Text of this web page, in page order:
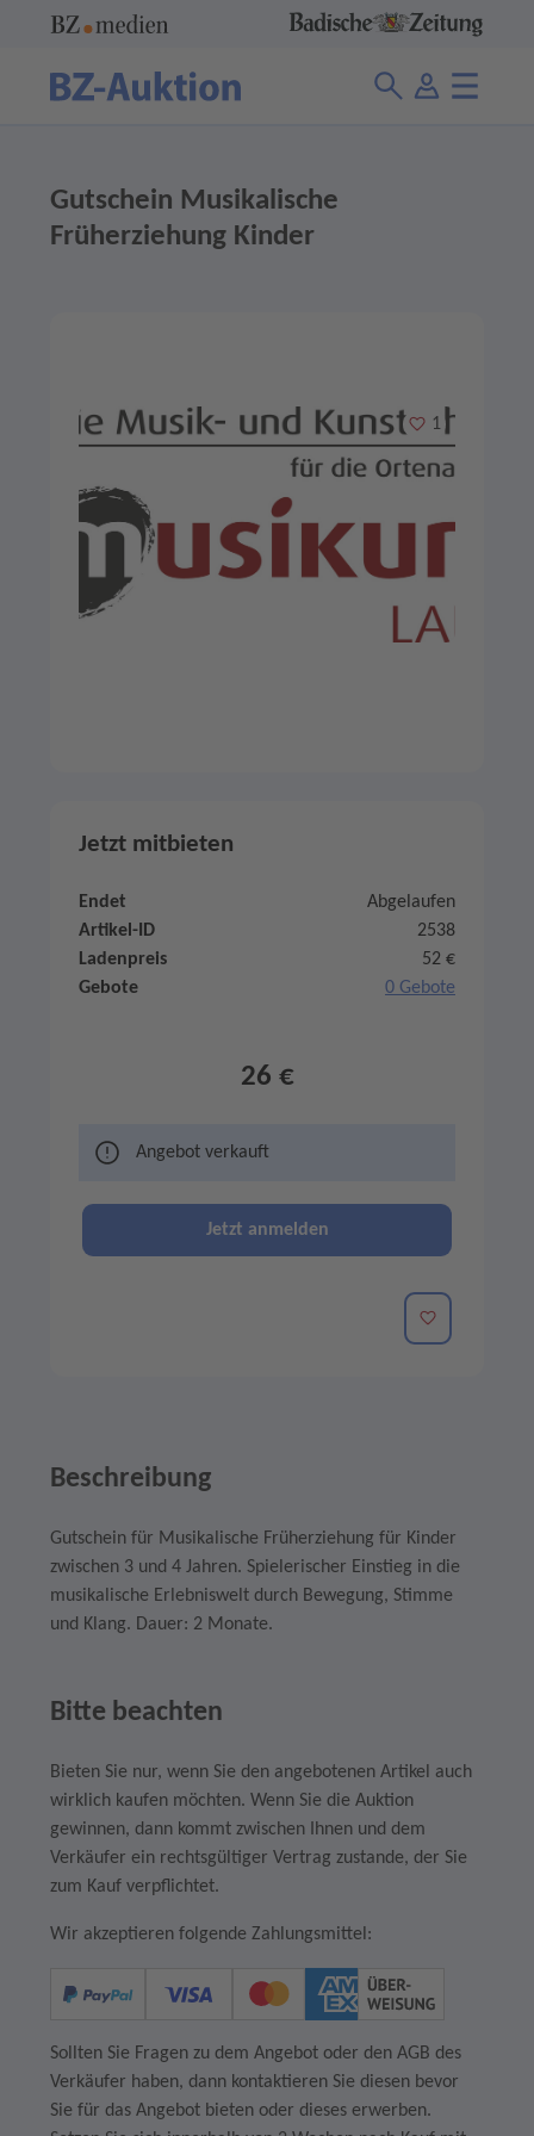
Gutschein Musikalische
Früherziehung Kinder
Merken
1
Jetzt mitbieten
Endet
Abgelaufen
Artikel-ID
2538
Ladenpreis
52 €
Gebote
0 Gebote
26 €
Angebot verkauft
Jetzt anmelden
Merken
Beschreibung
Gutschein für Musikalische Früherziehung für Kinder
zwischen 3 und 4 Jahren. Spielerischer Einstieg in die
musikalische Erlebniswelt durch Bewegung, Stimme
und Klang. Dauer: 2 Monate.
Bitte beachten
Bieten Sie nur, wenn Sie den angebotenen Artikel auch
wirklich kaufen möchten. Wenn Sie die Auktion
gewinnen, dann kommt zwischen Ihnen und dem
Verkäufer ein rechtsgültiger Vertrag zustande, der Sie
zum Kauf verpflichtet.
Wir akzeptieren folgende Zahlungsmittel:
Sollten Sie Fragen zu dem Angebot oder den AGB des
Verkäufer haben, dann kontaktieren Sie diesen bevor
Sie für das Angebot bieten oder dieses erwerben.